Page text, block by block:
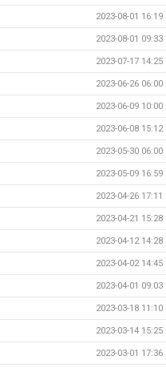
2023-08-01 16:19
2023-08-01 09:33
2023-07-17 14:25
2023-06-26 06:00
2023-06-09 10:00
2023-06-08 15:12
2023-05-30 06:00
2023-05-09 16:59
2023-04-26 17:11
2023-04-21 15:28
2023-04-12 14:28
2023-04-02 14:45
2023-04-01 09:03
2023-03-18 11:10
2023-03-14 15:25
2023-03-01 17:36